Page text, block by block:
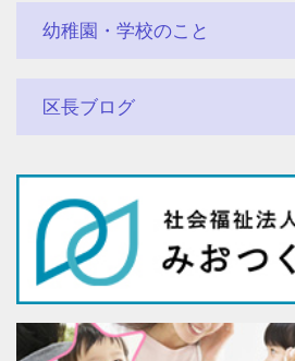
幼稚園・学校のこと
区長ブログ